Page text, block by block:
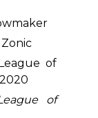
Zonic
of
of